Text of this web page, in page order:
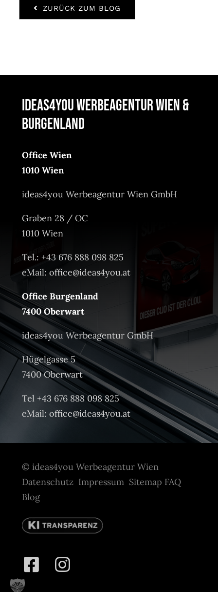
ZURÜCK ZUM BLOG
ideas4you Werbeagentur Wien &
Burgenland
Office Wien
1010 Wien
ideas4you Werbeagentur Wien GmbH
Graben 28 / OC
1010 Wien
Tel.: +43 676 888 098 825
eMail: office@ideas4you.at
Office Burgenland
7400 Oberwart
ideas4you Werbeagentur GmbH
Hügelgasse 5
7400 Oberwart
Tel +43 676 888 098 825
eMail: office@ideas4you.at
© ideas4you Werbeagentur Wien
Datenschutz Impressum Sitemap FAQ
Blog